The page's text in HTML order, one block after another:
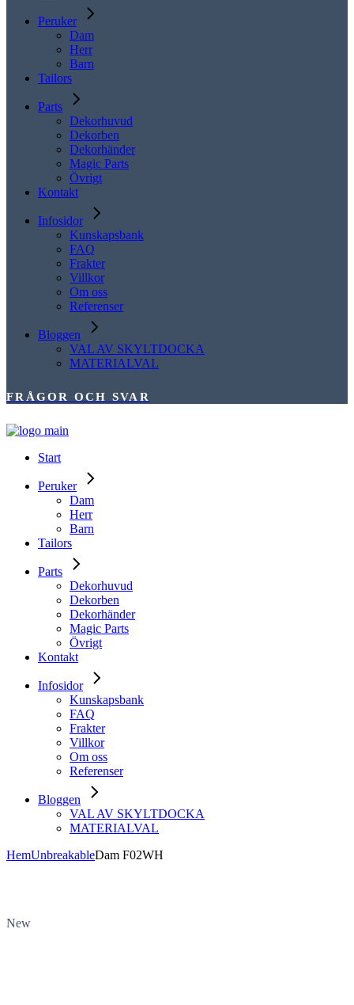
Peruker
Dam
Herr
Barn
Tailors
Parts
Dekorhuvud
Dekorben
Dekorhänder
Magic Parts
Övrigt
Kontakt
Infosidor
Kunskapsbank
FAQ
Frakter
Villkor
Om oss
Referenser
Bloggen
VAL AV SKYLTDOCKA
MATERIALVAL
FRÅGOR OCH SVAR
Start
Peruker
Dam
Herr
Barn
Tailors
Parts
Dekorhuvud
Dekorben
Dekorhänder
Magic Parts
Övrigt
Kontakt
Infosidor
Kunskapsbank
FAQ
Frakter
Villkor
Om oss
Referenser
Bloggen
VAL AV SKYLTDOCKA
MATERIALVAL
HemUnbreakableDam F02WH
New